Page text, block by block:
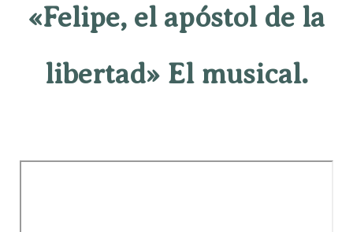
«Felipe, el apóstol de la
libertad» El musical.